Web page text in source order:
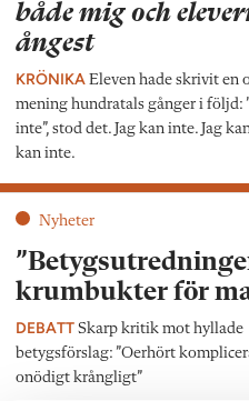
både mig och
ångest
KRÖNIKA Eleven hade skrivit en
mening hundratals gånger i följd:
inte”, stod det. Jag kan inte. Jag
kan inte.
Nyheter
krumbukter för
DEBATT Skarp kritik mot hyllade
betygsförslag: ”Oerhört
onödigt krångligt”